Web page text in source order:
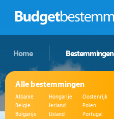
Home Bestemmingen
Alle bestemmingen
Albanië
België
Bulgarije
Hongarije
Ierland
IJsland
Oostenrijk
Polen
Portugal